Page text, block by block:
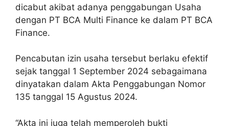
dicabut akibat adanya penggabungan Usaha
dengan PT BCA Multi Finance ke dalam PT BCA
Finance.
Pencabutan izin usaha tersebut berlaku efektif
sejak tanggal 1 September 2024 sebagaimana
dinyatakan dalam Akta Penggabungan Nomor
135 tanggal 15 Agustus 2024.
“Akta ini juga telah memperoleh bukti